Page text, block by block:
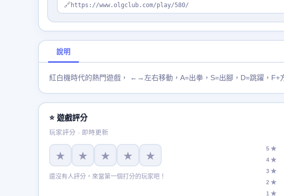
🔗 https://www.olgclub.com/play/580/
說明
紅白機時代的熱門遊戲， ←→左右移動，A=出拳，S=出腳，D=跳躍，F+
⭐ 遊戲評分
玩家評分 · 即時更新
★ ★ ★ ★ ★
還沒有人評分，來當第一個打分的玩家吧！
5 ★
4 ★
3 ★
2 ★
1 ★